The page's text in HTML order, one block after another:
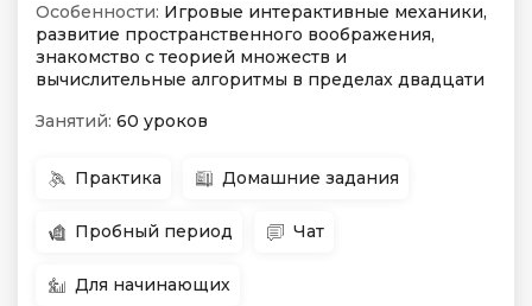
Особенности: Игровые интерактивные механики,
развитие пространственного воображения,
знакомство с теорией множеств и
вычислительные алгоритмы в пределах двадцати
Занятий: 60 уроков
Практика Домашние задания
Пробный период Чат
Для начинающих